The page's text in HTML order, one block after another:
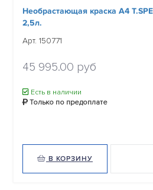
Необрастающая краска A4
2,5л.
Арт. 150771
45 995.00 руб
Есть в наличии
Только по предоплате
В КОРЗИНУ